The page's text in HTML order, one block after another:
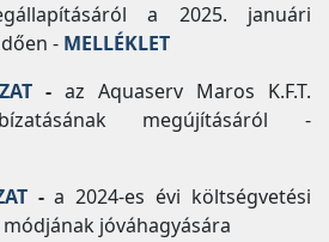
a 2025. januári
- MELLÉKLET
- az Aquaserv Maros K.F.T.
megújításáról -
-a 2024-es évi költségvetési
jóváhagyására